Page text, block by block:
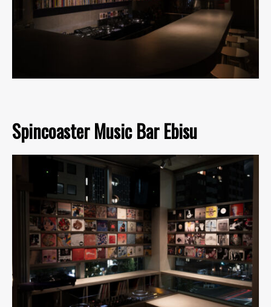
Spincoaster Music Bar Ebisu